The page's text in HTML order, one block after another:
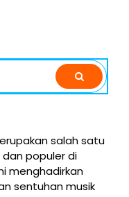
salah satu
populer di
menghadirkan
sentuhan musik